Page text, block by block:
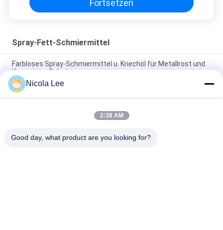
Fortsetzen
Spray-Fett-Schmiermittel
Farbloses Spray-Schmiermittel u. Kriechöl für Metallrost und
Korrosions-Schutz
Silikon-Schmiermittel nicht ätzend für die Lieferung des
geruchlosen klaren Schmierungs-Filmes
Gang-u. Ketten-Schmieröl-Spray für das Halten des Rollen-
Nicola Lee
2:38 AM
Good day, what product are you looking for?